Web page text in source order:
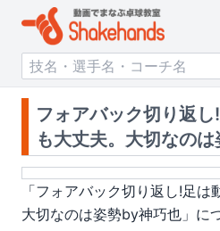
フォアバック切り返
も大丈夫。大切なの
「フォアバック切り返し!足は
大切なのは姿勢by神巧也 」に